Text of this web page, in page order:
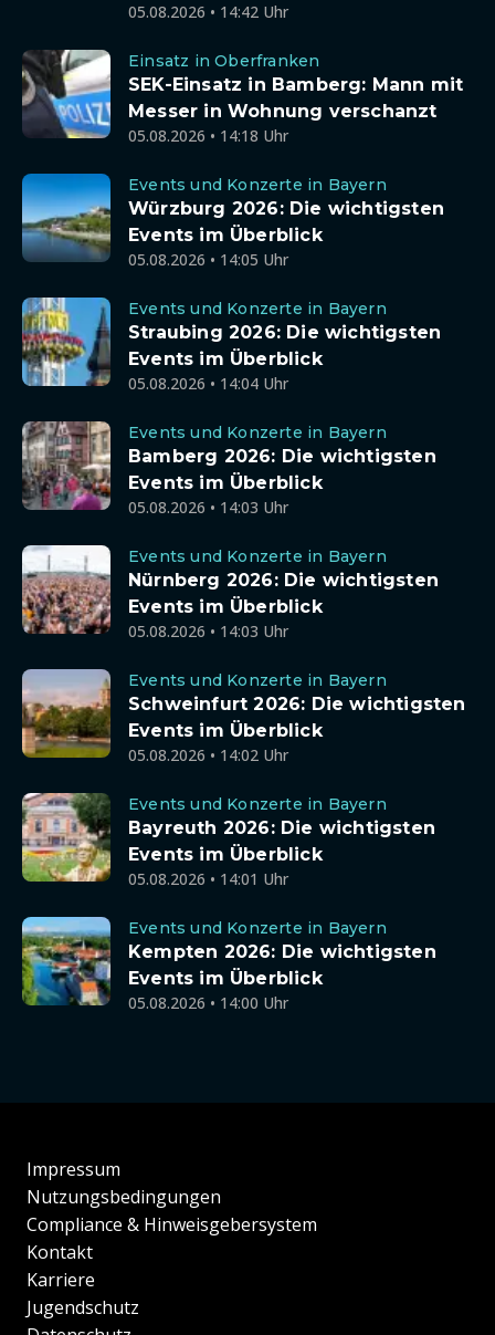
05.08.2026 • 14:42 Uhr
Einsatz in Oberfranken
SEK-Einsatz in Bamberg: Mann mit
Messer in Wohnung verschanzt
05.08.2026 • 14:18 Uhr
Events und Konzerte in Bayern
Würzburg 2026: Die wichtigsten
Events im Überblick
05.08.2026 • 14:05 Uhr
Events und Konzerte in Bayern
Straubing 2026: Die wichtigsten
Events im Überblick
05.08.2026 • 14:04 Uhr
Events und Konzerte in Bayern
Bamberg 2026: Die wichtigsten
Events im Überblick
05.08.2026 • 14:03 Uhr
Events und Konzerte in Bayern
Nürnberg 2026: Die wichtigsten
Events im Überblick
05.08.2026 • 14:03 Uhr
Events und Konzerte in Bayern
Schweinfurt 2026: Die wichtigsten
Events im Überblick
05.08.2026 • 14:02 Uhr
Events und Konzerte in Bayern
Bayreuth 2026: Die wichtigsten
Events im Überblick
05.08.2026 • 14:01 Uhr
Events und Konzerte in Bayern
Kempten 2026: Die wichtigsten
Events im Überblick
05.08.2026 • 14:00 Uhr
Impressum
Nutzungsbedingungen
Compliance & Hinweisgebersystem
Kontakt
Karriere
Jugendschutz